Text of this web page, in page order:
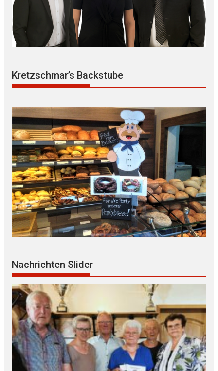
Kretzschmar’s Backstube
Nachrichten Slider